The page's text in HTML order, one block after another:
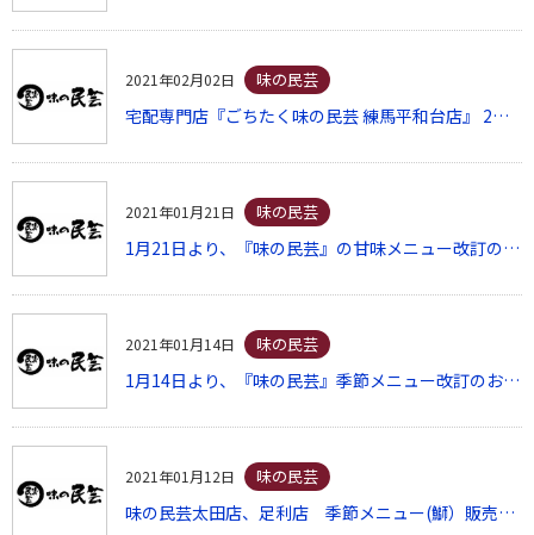
2021年02月02日 味の民芸
宅配専門店『ごちたく味の民芸 練馬平和台店』 2月5日にオープン！
2021年01月21日 味の民芸
1月21日より、『味の民芸』の甘味メニュー改訂のお知らせ
2021年01月14日 味の民芸
1月14日より、『味の民芸』季節メニュー改訂のお知らせ
2021年01月12日 味の民芸
味の民芸太田店、足利店 季節メニュー(鰤）販売中止のお知らせ